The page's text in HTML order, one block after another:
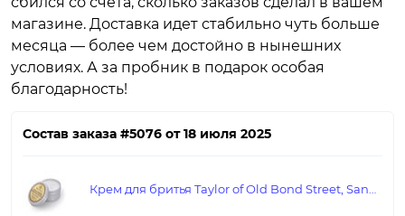
магазине. Доставка идет стабильно чуть больше
месяца — более чем достойно в нынешних
условиях. А за пробник в подарок особая
благодарность!
Состав заказа #5076 от 18 июля 2025